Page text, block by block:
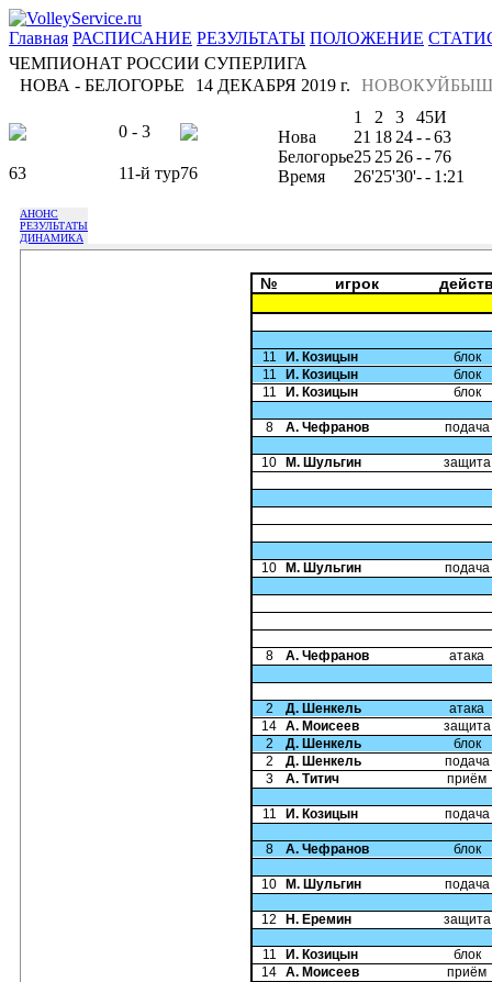
Главная РАСПИСАНИЕ РЕЗУЛЬТАТЫ ПОЛОЖЕНИЕ
ЧЕМПИОНАТ РОССИИ СУПЕРЛИГА
НОВА - БЕЛОГОРЬЕ
14 ДЕКАБРЯ 2019 г.
0 - 3
63 11-й тур76
1 2 3 45И
Нова
21 18 24--63
Белогорье25 25 26-- 76
Время
26'25'30'-- 1:21
АНОНС
РЕЗУЛЬТАТЫ
ДИНАМИКА
№ игрок
11 И. Козицын
блок
11
И. Козицын
блок
11
И. Козицын блок
8 А. Чефранов подача
10 М. Шульгин защита
10 М. Шульгин подача
8 А. Чефранов атака
2 Д. Шенкель
атака
14 А. Моисеев
защита
2
Д. Шенкель
блок
2
Д. Шенкель
подача
3
А. Титич приём
11 И. Козицын подача
8 А. Чефранов блок
10 М. Шульгин подача
12 Н. Еремин защита
11 И. Козицын
блок
14 А. Моисеев приём